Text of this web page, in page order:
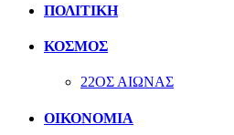
ΠΟΛΙΤΙΚΗ
ΚΟΣΜΟΣ
22ΟΣ ΑΙΩΝΑΣ
ΟΙΚΟΝΟΜΙΑ